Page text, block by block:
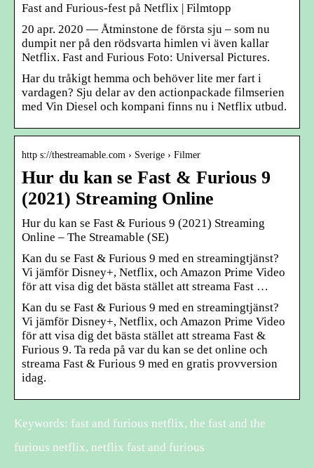
Fast and Furious-fest på Netflix | Filmtopp
20 apr. 2020 — Åtminstone de första sju – som nu
dumpit ner på den rödsvarta himlen vi även kallar
Netflix. Fast and Furious Foto: Universal Pictures.
Har du tråkigt hemma och behöver lite mer fart i
vardagen? Sju delar av den actionpackade filmserien
med Vin Diesel och kompani finns nu i Netflix utbud.
http s://thestreamable.com › Sverige › Filmer
Hur du kan se Fast & Furious 9
(2021) Streaming Online
Hur du kan se Fast & Furious 9 (2021) Streaming
Online – The Streamable (SE)
Kan du se Fast & Furious 9 med en streamingtjänst?
Vi jämför Disney+, Netflix, och Amazon Prime Video
för att visa dig det bästa stället att streama Fast …
Kan du se Fast & Furious 9 med en streamingtjänst?
Vi jämför Disney+, Netflix, och Amazon Prime Video
för att visa dig det bästa stället att streama Fast &
Furious 9. Ta reda på var du kan se det online och
streama Fast & Furious 9 med en gratis provversion
idag.
Keywords: fast and furious netflix, the fast and the
furious netflix, netflix fast and furious